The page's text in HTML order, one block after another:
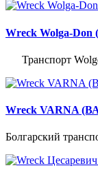
Wreck Wolga-Don
Транспорт Wolgo
Wreck VARNA
Болгарский